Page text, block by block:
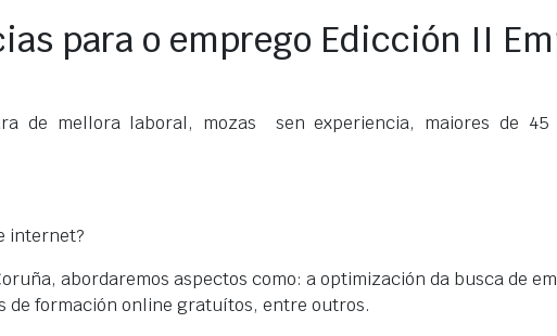
para o emprego Edicción II
de mellora laboral, mozas sen experiencia, maiores de
internet?
abordaremos aspectos como: a optimización da busca de
de formación online gratuítos, entre outros.